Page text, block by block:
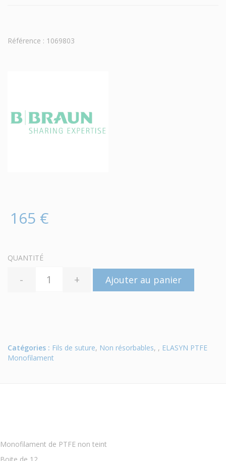
Référence : 1069803
165 €
QUANTITÉ
- + Ajouter au panier
Catégories : Fils de suture, Non résorbables, , ELASYN PTFE
Monofilament
Monofilament de PTFE non teint
Boite de 12